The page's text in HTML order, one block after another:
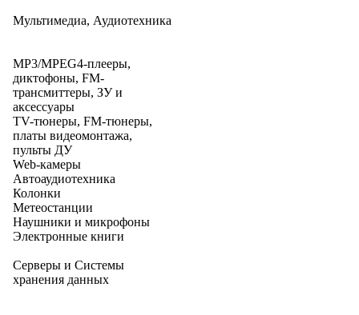
Мультимедиа, Аудиотехника
MP3/MPEG4-плееры,
диктофоны, FM-
трансмиттеры, ЗУ и
аксессуары
TV-тюнеры, FM-тюнеры,
платы видеомонтажа,
пульты ДУ
Web-камеры
Автоаудиотехника
Колонки
Метеостанции
Наушники и микрофоны
Электронные книги
Серверы и Системы
хранения данных